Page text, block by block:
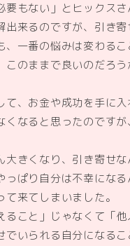
要もない」とヒックス
出来るのですが、引き
、一番の悩みは変わる
このままで良いのだろ
て、お金や成功を手に
くなると思ったのです
大きくなり、引き寄せ
っぱり自分は不幸にな
来てしまいました。
ること」じゃなくて「
でいられる自分になる